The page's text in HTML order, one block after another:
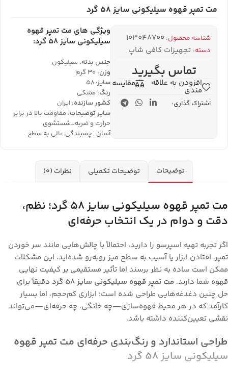
مت تمپر قهوه سیلیکونی سایز 58 گرد
ویژگی های مت تمپر قهوه
سیلیکونی سایز 58 گرد:
جنس بدنه: سیلیکون
وزن: 30 گرم
سایز:58
رنگ: مشکی
کشور سازنده: ایران
سایر توضیحات: مقاومت بالا در برابر
حرارت و ضربه_شستشوی
آسان_چسبندگی عالی به سطح
شناسه محصول: 103048700
دسته: تجهیزات کافی شاپ
تماس بگیرید
افزودن به علاقه
مندی
مقایسه
اشتراک گذاری:
توضیحات توضیحات تکمیلی نظرات (0)
مت تمپر قهوه سیلیکونی سایز 58 گرد؛ نظم،
دقت و دوام در یک انتخاب حرفه‌ای
اگر تجربه تهیه اسپرسو را دارید، احتمالاً با چالش‌هایی مانند سر خوردن
تمپر، افتادن ابزار یا آسیب به سطح میز روبه‌رو شده‌اید. این مشکلات
ممکن است ساده به نظر برسند اما تأثیر مستقیمی بر کیفیت نهایی
قهوه شما دارند. مت تمپر قهوه سیلیکونی سایز 58 گرد
دقیقاً برای
حل چنین دغدغه‌هایی طراحی شده است؛ ابزاری کم‌حجم، اما بسیار
کارآمد که در هر محیط قهوه‌سازی—چه خانگی، چه حرفه‌ای—می‌تواند
نقشی تعیین‌کننده داشته باشد.
طراحی استاندارد و رنگ‌بندی حرفه‌ای مت تمپر قهوه
سیلیکونی سایز 58 گرد